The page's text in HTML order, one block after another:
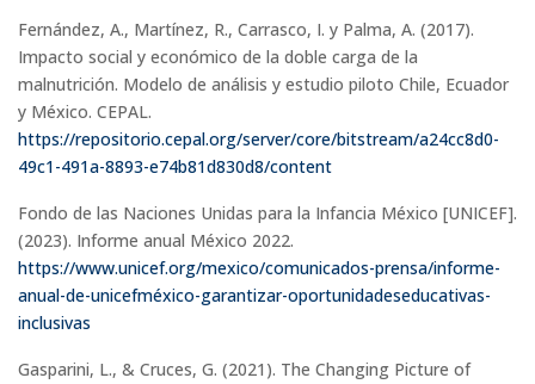
Fernández, A., Martínez, R., Carrasco, I. y Palma, A. (2017).
Impacto social y económico de la doble carga de la
malnutrición. Modelo de análisis y estudio piloto Chile, Ecuador
y México. CEPAL.
https://repositorio.cepal.org/server/core/bitstream/a24cc8d0-
49c1-491a-8893-e74b81d830d8/content
Fondo de las Naciones Unidas para la Infancia México [UNICEF].
(2023). Informe anual México 2022.
https://www.unicef.org/mexico/comunicados-prensa/informe-
anual-de-unicefméxico-garantizar-oportunidadeseducativas-
inclusivas
Gasparini, L., & Cruces, G. (2021). The Changing Picture of